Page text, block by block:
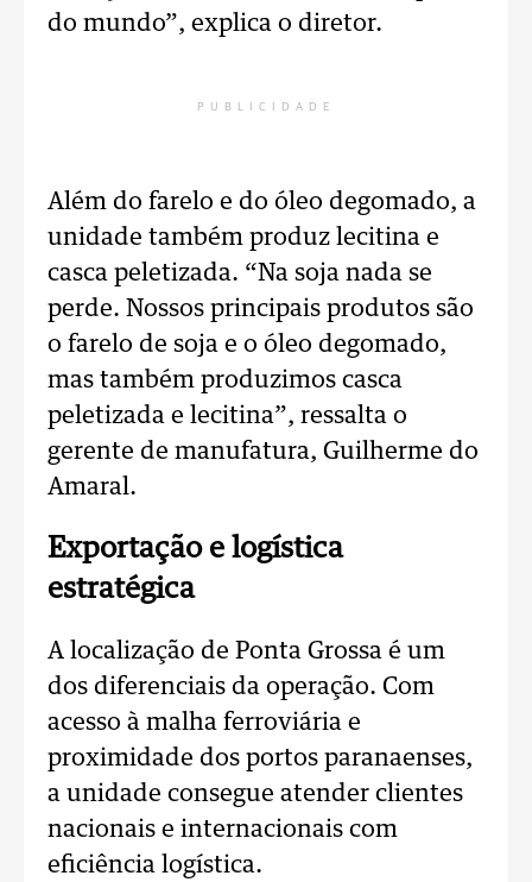
do mundo”, explica o diretor.
PUBLICIDADE
Além do farelo e do óleo degomado, a
unidade também produz lecitina e
casca peletizada. “Na soja nada se
perde. Nossos principais produtos são
o farelo de soja e o óleo degomado,
mas também produzimos casca
peletizada e lecitina”, ressalta o
gerente de manufatura, Guilherme do
Amaral.
Exportação e logística
estratégica
A localização de Ponta Grossa é um
dos diferenciais da operação. Com
acesso à malha ferroviária e
proximidade dos portos paranaenses,
a unidade consegue atender clientes
nacionais e internacionais com
eficiência logística.